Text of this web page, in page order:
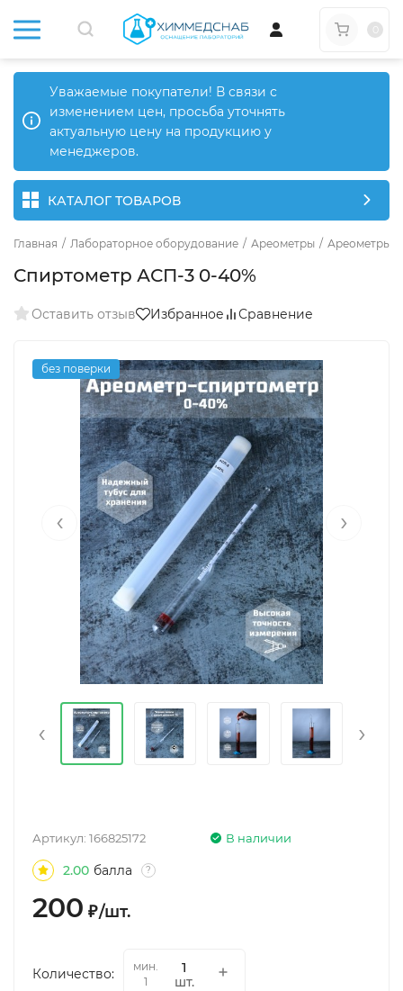
Уважаемые покупатели! В связи с
изменением цен, просьба уточнять
актуальную цену на продукцию у
менеджеров.
КАТАЛОГ ТОВАРОВ
Главная / Лабораторное оборудование / Ареометры / Ареометры
Спиртометр АСП-3 0-40%
Оставить отзыв Избранное Сравнение
без поверки
‹ ›
‹ ›
В наличии
Артикул: 166825172
2.00 балла ?
200 ₽/шт.
Количество:
мин.
1
шт.